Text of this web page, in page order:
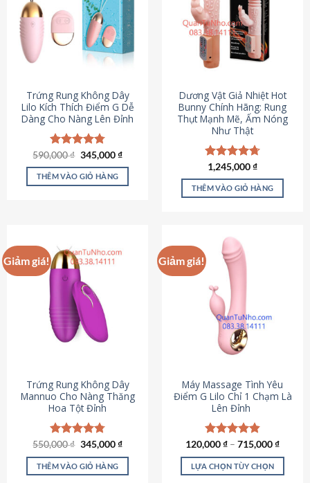
Trứng Rung Không Dây
Lilo Kích Thích Điểm G Dễ
Dàng Cho Nàng Lên Đỉnh
Được xếp
hạng4.79
5 sao
590,000₫ Giá
là:
590,000 ₫.
345,000₫Giá
tại
345,000 ₫.
THÊM VÀO GIỎ HÀNG
Dương Vật Giả Nhiệt Hot
Bunny Chính Hãng: Rung
Thụt Mạnh Mẽ, Ấm Nóng
Như Thật
Được xếp
hạng4.73
5 sao
1,245,000₫
THÊM VÀO GIỎ HÀNG
Giảm giá!
Trứng Rung Không Dây
Mannuo Cho Nàng Thăng
Hoa Tột Đỉnh
Được xếp
hạng4.81
5 sao
550,000₫ Giá
là:
550,000 ₫.
345,000₫Giá
tại
THÊM VÀO GIỎ HÀNG
Giảm giá!
Máy Massage Tình Yêu
Điểm G Lilo Chỉ 1 Chạm Là
Lên Đỉnh
Được xếp
hạng4.85
5 sao
120,000₫ – 715,000₫
LỰA CHỌN TÙY CHỌN